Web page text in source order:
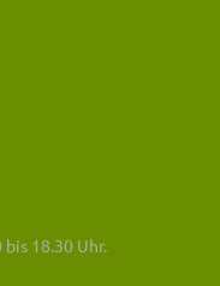
18.30 Uhr.